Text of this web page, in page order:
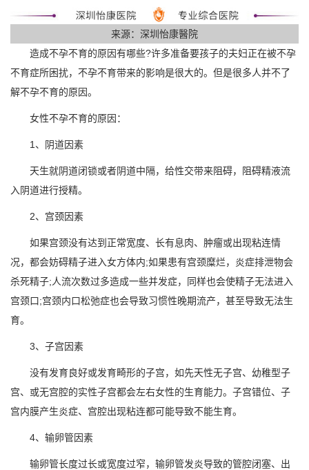
来源：深圳怡康醫院
造成不孕不育的原因有哪些?许多准备要孩子的夫妇正在被不孕
不育症所困扰，不孕不育带来的影响是很大的。但是很多人并不了
解不孕不育的原因。
女性不孕不育的原因：
1、阴道因素
天生就阴道闭锁或者阴道中隔，给性交带来阻碍，阻碍精液流
入阴道进行授精。
2、宫颈因素
如果宫颈没有达到正常宽度、长有息肉、肿瘤或出现粘连情
况，都会妨碍精子进入女方体内;如果患有宫颈糜烂，炎症排泄物会
杀死精子;人流次数过多造成一些并发症，同样也会使精子无法进入
宫颈口;宫颈内口松弛症也会导致习惯性晚期流产，甚至导致无法生
育。
3、子宫因素
没有发育良好或发育畸形的子宫，如先天性无子宫、幼稚型子
宫、或无宫腔的实性子宫都会左右女性的生育能力。子宫错位、子
宫内膜产生炎症、宫腔出现粘连都可能导致不能生育。
4、输卵管因素
输卵管长度过长或宽度过窄，输卵管发炎导致的管腔闭塞、出